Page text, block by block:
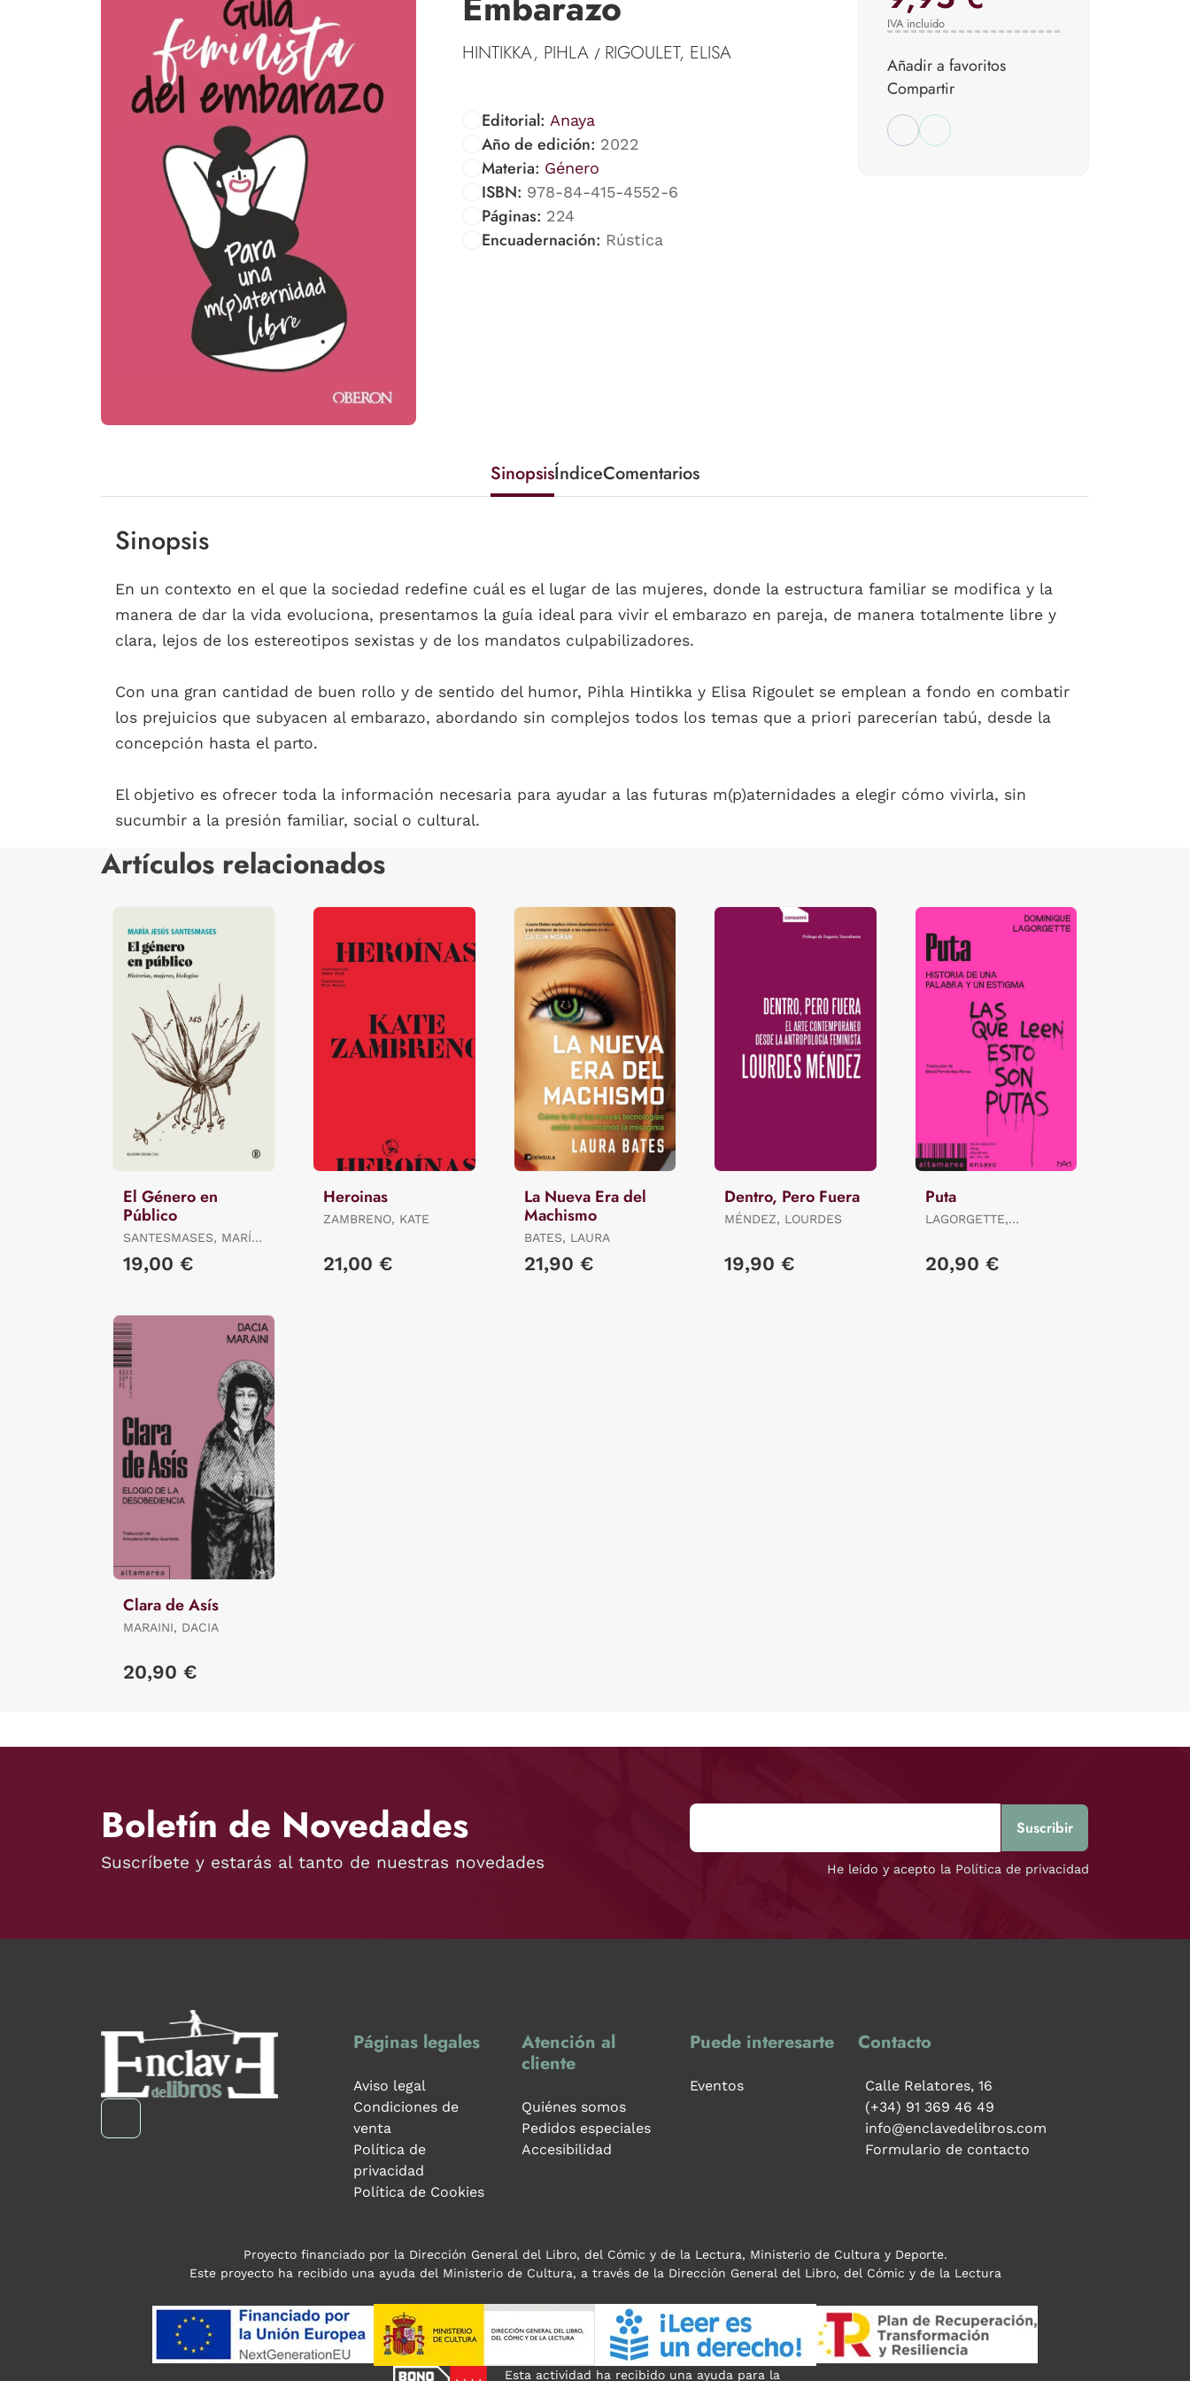
HINTIKKA, PIHLA / RIGOULET, ELISA
Editorial: Anaya
Año de edición: 2022
Materia: Género
ISBN: 978-84-415-4552-6
Páginas: 224
Encuadernación: Rústica
IVA incluido
Añadir a favoritos
Compartir
SinopsisÍndiceComentarios
Sinopsis
En un contexto en el que la sociedad redefine cuál es el lugar de las mujeres, donde la estructura familiar se modifica y la
manera de dar la vida evoluciona, presentamos la guía ideal para vivir el embarazo en pareja, de manera totalmente libre y
clara, lejos de los estereotipos sexistas y de los mandatos culpabilizadores.
Con una gran cantidad de buen rollo y de sentido del humor, Pihla Hintikka y Elisa Rigoulet se emplean a fondo en combatir
los prejuicios que subyacen al embarazo, abordando sin complejos todos los temas que a priori parecerían tabú, desde la
concepción hasta el parto.
El objetivo es ofrecer toda la información necesaria para ayudar a las futuras m(p)aternidades a elegir cómo vivirla, sin
sucumbir a la presión familiar, social o cultural.
Artículos relacionados
El Género en
Público
SANTESMASES, MARÍA
19,00 €
Heroinas
ZAMBRENO, KATE
21,00 €
La Nueva Era del
Machismo
BATES, LAURA
21,90 €
Dentro, Pero Fuera
MÉNDEZ, LOURDES
19,90 €
Puta
LAGORGETTE,
20,90 €
Clara de Asís
MARAINI, DACIA
20,90 €
Boletín de Novedades
Suscríbete y estarás al tanto de nuestras novedades He leído y acepto la Política de privacidad
Páginas legales
Aviso legal
Condiciones de
venta
Política de
privacidad
Política de Cookies
Atención al
cliente
Quiénes somos
Pedidos especiales
Accesibilidad
Puede interesarte
Eventos
Contacto
Calle Relatores, 16
(+34) 91 369 46 49
info@enclavedelibros.com
Formulario de contacto
Proyecto financiado por la Dirección General del Libro, del Cómic y de la Lectura, Ministerio de Cultura y Deporte.
Este proyecto ha recibido una ayuda del Ministerio de Cultura, a través de la Dirección General del Libro, del Cómic y de la Lectura
Esta actividad ha recibido una ayuda para la